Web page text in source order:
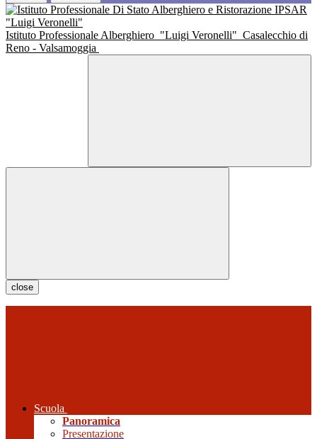
Istituto Professionale Alberghiero "Luigi Veronelli" Casalecchio di
Reno - Valsamoggia
close
Scuola
Panoramica
Presentazione